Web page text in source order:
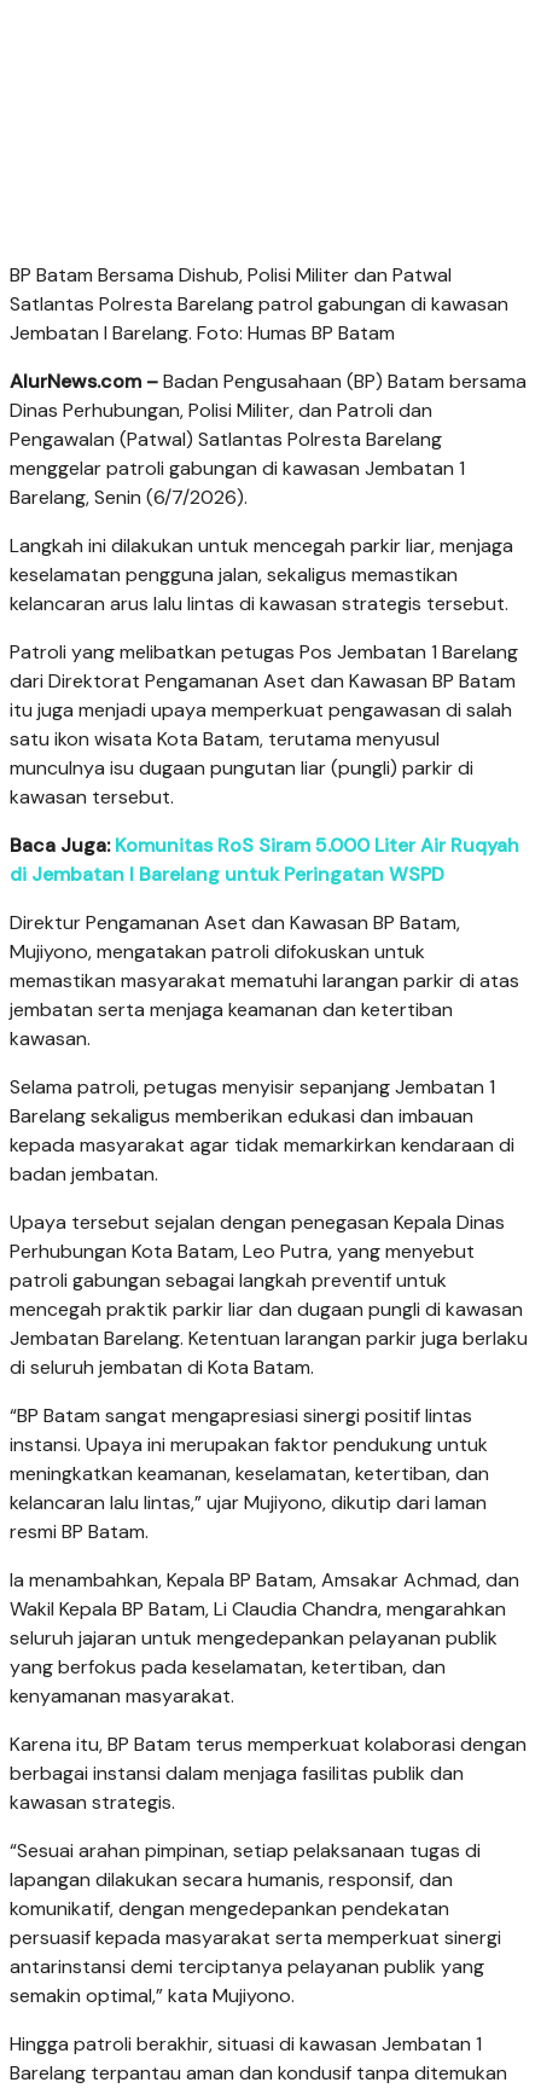
BP Batam Bersama Dishub, Polisi Militer dan Patwal
Satlantas Polresta Barelang patrol gabungan di kawasan
Jembatan I Barelang. Foto: Humas BP Batam
AlurNews.com –Badan Pengusahaan (BP) Batam bersama
Dinas Perhubungan, Polisi Militer, dan Patroli dan
Pengawalan (Patwal) Satlantas Polresta Barelang
menggelar patroli gabungan di kawasan Jembatan 1
Barelang, Senin (6/7/2026).
Langkah ini dilakukan untuk mencegah parkir liar, menjaga
keselamatan pengguna jalan, sekaligus memastikan
kelancaran arus lalu lintas di kawasan strategis tersebut.
Patroli yang melibatkan petugas Pos Jembatan 1 Barelang
dari Direktorat Pengamanan Aset dan Kawasan BP Batam
itu juga menjadi upaya memperkuat pengawasan di salah
satu ikon wisata Kota Batam, terutama menyusul
munculnya isu dugaan pungutan liar (pungli) parkir di
kawasan tersebut.
Baca Juga:Komunitas RoS Siram 5.000 Liter Air Ruqyah
di Jembatan I Barelang untuk Peringatan WSPD
Direktur Pengamanan Aset dan Kawasan BP Batam,
Mujiyono, mengatakan patroli difokuskan untuk
memastikan masyarakat mematuhi larangan parkir di atas
jembatan serta menjaga keamanan dan ketertiban
kawasan.
Selama patroli, petugas menyisir sepanjang Jembatan 1
Barelang sekaligus memberikan edukasi dan imbauan
kepada masyarakat agar tidak memarkirkan kendaraan di
badan jembatan.
Upaya tersebut sejalan dengan penegasan Kepala Dinas
Perhubungan Kota Batam, Leo Putra, yang menyebut
patroli gabungan sebagai langkah preventif untuk
mencegah praktik parkir liar dan dugaan pungli di kawasan
Jembatan Barelang. Ketentuan larangan parkir juga berlaku
di seluruh jembatan di Kota Batam.
“BP Batam sangat mengapresiasi sinergi positif lintas
instansi. Upaya ini merupakan faktor pendukung untuk
meningkatkan keamanan, keselamatan, ketertiban, dan
kelancaran lalu lintas,” ujar Mujiyono, dikutip dari laman
resmi BP Batam.
Ia menambahkan, Kepala BP Batam, Amsakar Achmad, dan
Wakil Kepala BP Batam, Li Claudia Chandra, mengarahkan
seluruh jajaran untuk mengedepankan pelayanan publik
yang berfokus pada keselamatan, ketertiban, dan
kenyamanan masyarakat.
Karena itu, BP Batam terus memperkuat kolaborasi dengan
berbagai instansi dalam menjaga fasilitas publik dan
kawasan strategis.
“Sesuai arahan pimpinan, setiap pelaksanaan tugas di
lapangan dilakukan secara humanis, responsif, dan
komunikatif, dengan mengedepankan pendekatan
persuasif kepada masyarakat serta memperkuat sinergi
antarinstansi demi terciptanya pelayanan publik yang
semakin optimal,” kata Mujiyono.
Hingga patroli berakhir, situasi di kawasan Jembatan 1
Barelang terpantau aman dan kondusif tanpa ditemukan